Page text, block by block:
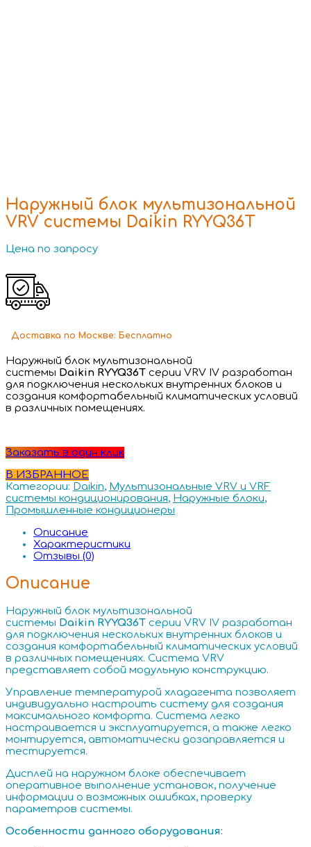
Наружный блок мультизональной
VRV системы Daikin RYYQ36T
Цена по запросу
Доставка по Москве: Бесплатно
Наружный блок мультизональной
системы Daikin RYYQ36T серии VRV IV разработан
для подключения нескольких внутренних блоков и
создания комфортабельный климатических условий
в различных помещениях.
Заказать в один клик
В ИЗБРАННОЕ
Категории: Daikin, Мультизональные VRV и VRF
системы кондиционирования, Наружные блоки,
Промышленные кондиционеры
Описание
Характеристики
Отзывы (0)
Описание
Наружный блок мультизональной
системы Daikin RYYQ36T серии VRV IV разработан
для подключения нескольких внутренних блоков и
создания комфортабельный климатических условий
в различных помещениях. Система VRV
представляет собой модульную конструкцию.
Управление температурой хладагента позволяет
индивидуально настроить систему для создания
максимального комфорта. Система легко
настраивается и эксплуатируется, а также легко
монтируется, автоматически дозаправляется и
тестируется.
Дисплей на наружном блоке обеспечивает
оперативное выполнение установок, получение
информации о возможных ошибках, проверку
параметров системы.
Особенности данного оборудования: